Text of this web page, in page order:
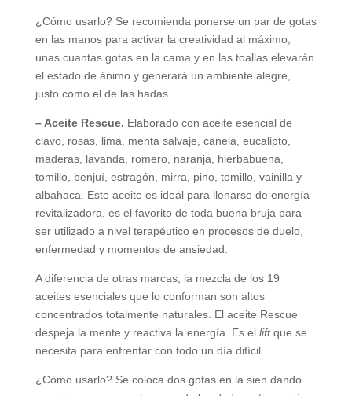
¿Cómo usarlo? Se recomienda ponerse un par de gotas
en las manos para activar la creatividad al máximo,
unas cuantas gotas en la cama y en las toallas elevarán
el estado de ánimo y generará un ambiente alegre,
justo como el de las hadas.
– Aceite Rescue. Elaborado con aceite esencial de
clavo, rosas, lima, menta salvaje, canela, eucalipto,
maderas, lavanda, romero, naranja, hierbabuena,
tomillo, benjuí, estragón, mirra, pino, tomillo, vainilla y
albahaca. Este aceite es ideal para llenarse de energía
revitalizadora, es el favorito de toda buena bruja para
ser utilizado a nivel terapéutico en procesos de duelo,
enfermedad y momentos de ansiedad.
A diferencia de otras marcas, la mezcla de los 19
aceites esenciales que lo conforman son altos
concentrados totalmente naturales. El aceite Rescue
despeja la mente y reactiva la energía. Es el liftque se
necesita para enfrentar con todo un día difícil.
¿Cómo usarlo? Se coloca dos gotas en la sien dando